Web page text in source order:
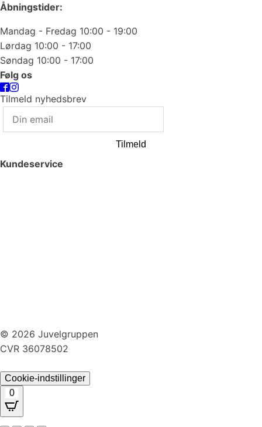
Åbningstider:
Mandag - Fredag 10:00 - 19:00
Lørdag 10:00 - 17:00
Søndag 10:00 - 17:00
Følg os
Tilmeld nyhedsbrev
Tilmeld
Kundeservice
© 2026 Juvelgruppen
CVR 36078502
Cookie-indstillinger
0